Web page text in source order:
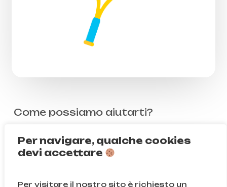
Per navigare, qualche cookies
devi accettare
Per visitare il nostro sito è richiesto un
Come possiamo aiutarti?
Scrivici su
331 314 68 34